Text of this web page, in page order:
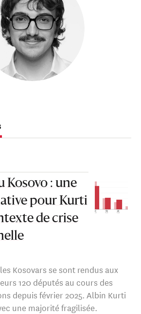
Kosovo : une
pour Kurti
de crise
Kosovars se sont rendus aux
120 députés au cours des
depuis février 2025. Albin Kurti
une majorité fragilisée.